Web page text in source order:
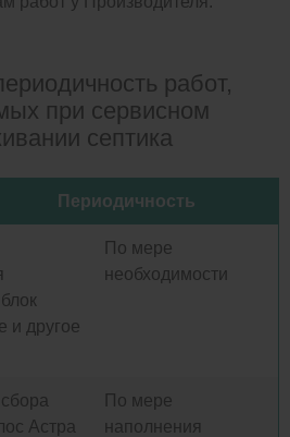
работ,
при сервисном
септика
Периодичность
и другое
По мере
необходимости
Астра
По мере
наполнения